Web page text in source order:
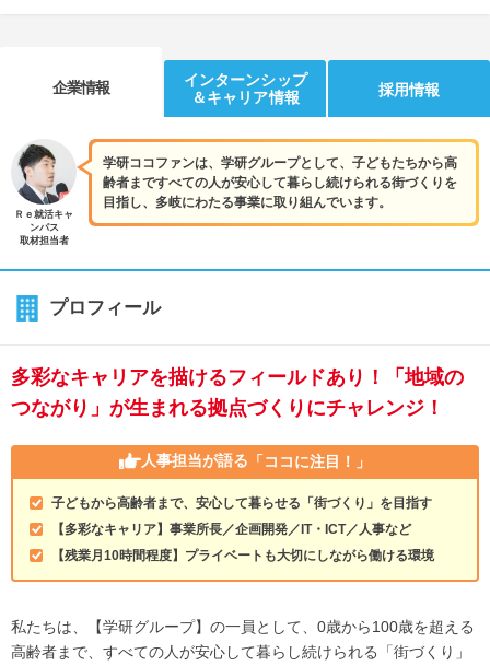
企業情報
インターンシップ
＆キャリア情報
採用情報
学研ココファンは、学研グループとして、子どもたちから高
齢者まですべての人が安心して暮らし続けられる街づくりを
目指し、多岐にわたる事業に取り組んでいます。
Ｒｅ就活キャ
ンパス
取材担当者
プロフィール
多彩なキャリアを描けるフィールドあり！「地域の
つながり」が生まれる拠点づくりにチャレンジ！
人事担当が語る 「ココに注目！」
子どもから高齢者まで、安心して暮らせる「街づくり」を目指す
【多彩なキャリア】事業所長／企画開発／IT・ICT／人事など
【残業月10時間程度】プライベートも大切にしながら働ける環境
私たちは、【学研グループ】の一員として、0歳から100歳を超える
高齢者まで、すべての人が安心して暮らし続けられる「街づくり」